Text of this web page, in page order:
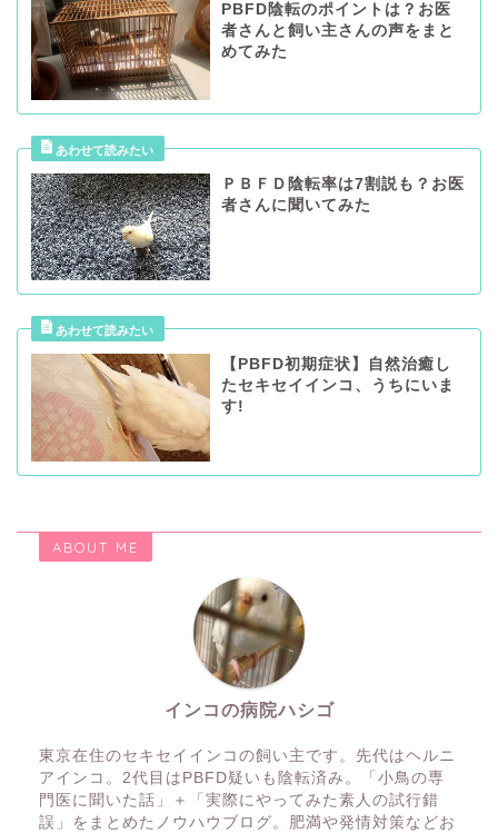
PBFD陰転のポイントは？お医
者さんと飼い主さんの声をまと
めてみた
ＰＢＦＤ陰転率は7割説も？お医
者さんに聞いてみた
【PBFD初期症状】自然治癒し
たセキセイインコ、うちにいま
す!
ABOUT ME
インコの病院ハシゴ
東京在住のセキセイインコの飼い主です。先代はヘルニ
アインコ。2代目はPBFD疑いも陰転済み。「小鳥の専
門医に聞いた話」＋「実際にやってみた素人の試行錯
誤」をまとめたノウハウブログ。肥満や発情対策などお